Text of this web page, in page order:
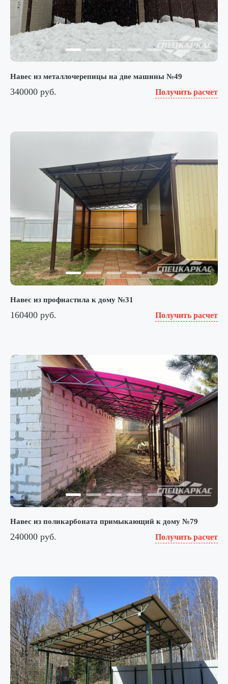
Навес из металлочерепицы на две машины №49
340000 руб. Получить расчет
Навес из профнастила к дому №31
160400 руб. Получить расчет
Навес из поликарбоната примыкающий к дому №79
240000 руб. Получить расчет